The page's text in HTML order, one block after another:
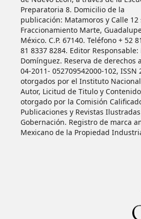
Preparatoria 8. Domicilio de la
publicación: Matamoros y Calle 12
Fraccionamiento Marte,
México. C.P. 67140. Teléfono + 52
81 8337 8284. Editor Responsable:
Domínguez. Reserva de derechos
04-2011- 052709542000-102, ISSN
otorgados por el Instituto
Autor, Licitud de Titulo y
otorgado por la Comisión
Publicaciones y Revistas
Gobernación. Registro de marca
Mexicano de la Propiedad